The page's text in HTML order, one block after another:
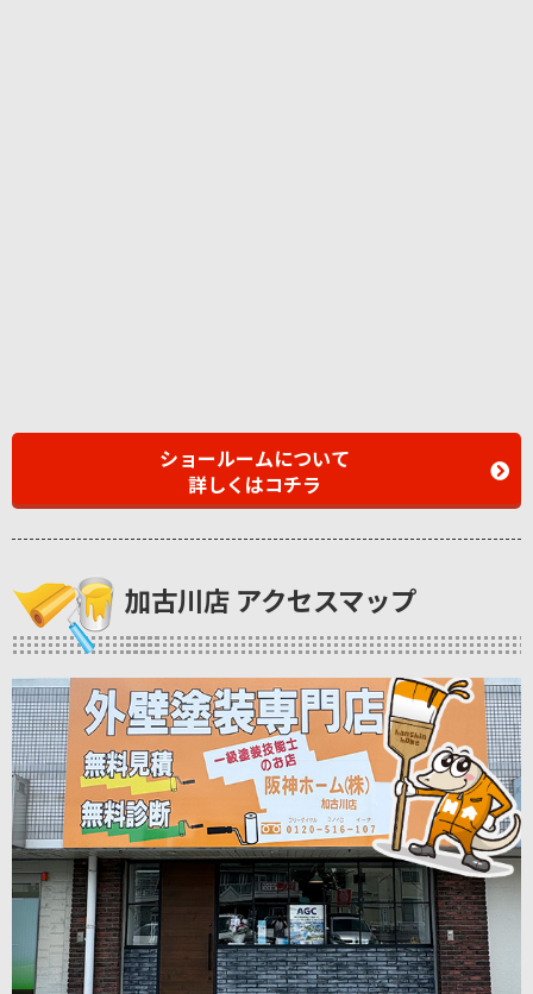
ショールームについて
詳しくはコチラ
加古川店 アクセスマップ